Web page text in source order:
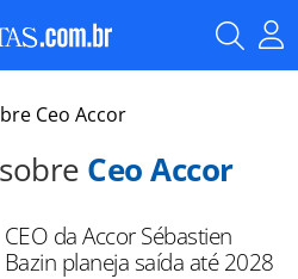
Ceo Accor
Ceo Accor
CEO da Accor Sébastien
Bazin planeja saída até 2028